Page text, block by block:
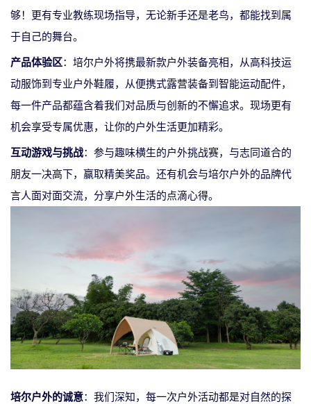
够！更有专业教练现场指导，无论新手还是老鸟，都能找到属
于自己的舞台。
产品体验区：培尔户外将携最新款户外装备亮相，从高科技运
动服饰到专业户外鞋履，从便携式露营装备到智能运动配件，
每一件产品都蕴含着我们对品质与创新的不懈追求。现场更有
机会享受专属优惠，让你的户外生活更加精彩。
互动游戏与挑战：参与趣味横生的户外挑战赛，与志同道合的
朋友一决高下，赢取精美奖品。还有机会与培尔户外的品牌代
言人面对面交流，分享户外生活的点滴心得。
培尔户外的诚意：我们深知，每一次户外活动都是对自然的探